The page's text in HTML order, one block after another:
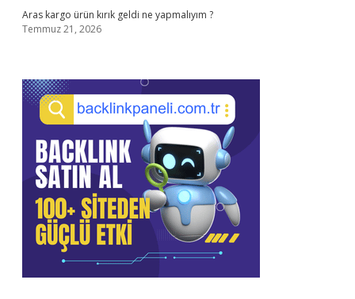
Aras kargo ürün kırık geldi ne yapmalıyım ?
Temmuz 21, 2026